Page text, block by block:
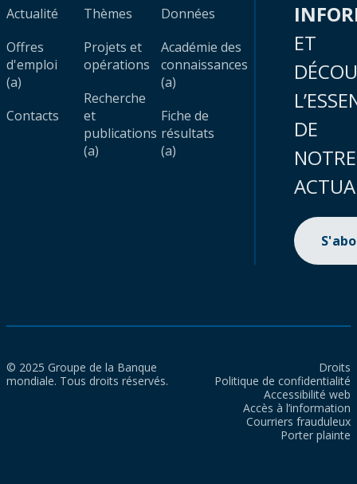
Actualité
Offres
d'emploi
(a)
Contacts
Thèmes
Projets et
opérations
Recherche
et
publications
(a)
Données
Académie des
connaissances
(a)
Fiche de
résultats
(a)
ET
DE
NOTRE
© 2025 Groupe de la Banque
mondiale. Tous droits réservés.
Droits
Politique de confidentialité
Accessibilité web
Accès à l’information
Courriers frauduleux
Porter plainte